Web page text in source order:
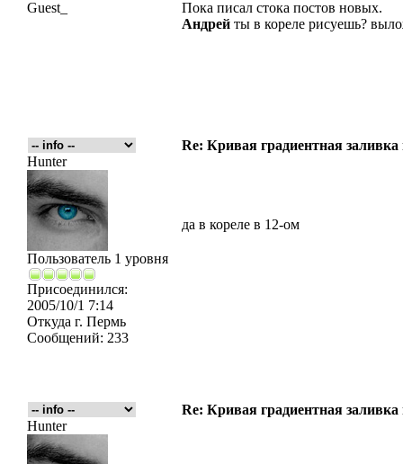
Guest_
Пока писал стока постов новых.
Андрей ты в кореле рисуешь?
Re: Кривая градиентная заливка
Hunter
Пользователь 1 уровня
Присоединился:
2005/10/1 7:14
Откуда г. Пермь
Сообщений: 233
да в кореле в 12-ом
Re: Кривая градиентная заливка
Hunter